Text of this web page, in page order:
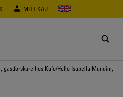
MITT KAU
hos Kufo/Hello Isabella Mundim,